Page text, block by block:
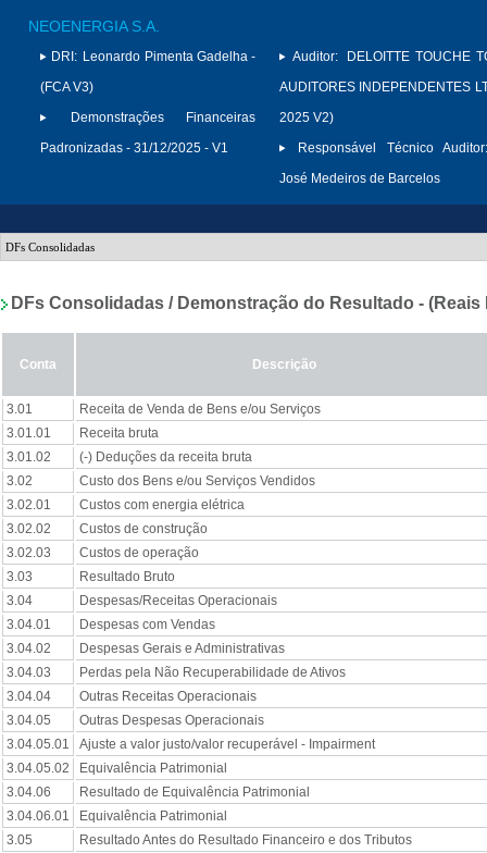
NEOENERGIA S.A.
DRI: Leonardo Pimenta Gadelha -
(FCA V3)
Demonstrações Financeiras
Padronizadas - 31/12/2025 - V1
Auditor:
DELOITTE TOUCHE
AUDITORES INDEPENDENTES
2025 V2)
Responsável Técnico
José Medeiros de Barcelos